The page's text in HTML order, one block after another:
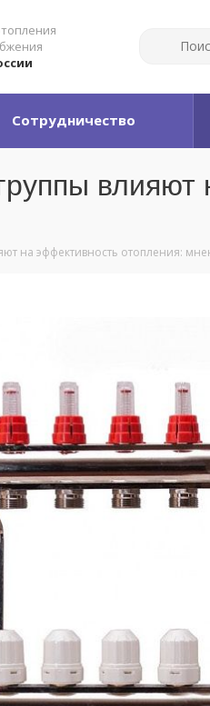
Сотрудничество
на эффективность отопления: